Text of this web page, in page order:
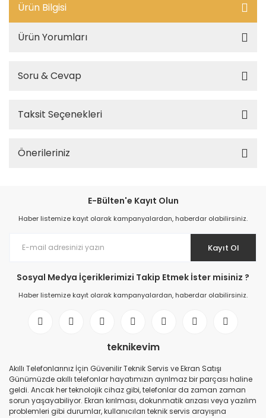
Ürün Bilgisi
Ürün Yorumları
Soru & Cevap
Taksit Seçenekleri
Önerileriniz
E-Bülten'e Kayıt Olun
Haber listemize kayıt olarak kampanyalardan, haberdar olabilirsiniz.
Kayıt Ol
Sosyal Medya İçeriklerimizi Takip Etmek İster misiniz ?
Haber listemize kayıt olarak kampanyalardan, haberdar olabilirsiniz.
teknikevim
Akıllı Telefonlarınız İçin Güvenilir Teknik Servis ve Ekran Satışı
Günümüzde akıllı telefonlar hayatımızın ayrılmaz bir parçası haline
geldi. Ancak her teknolojik cihaz gibi, telefonlar da zaman zaman
sorun yaşayabiliyor. Ekran kırılması, dokunmatik arızası veya yazılım
problemleri gibi durumlar, kullanıcıları teknik servis arayışına